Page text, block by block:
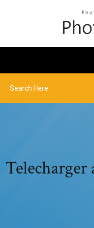
Telecharger